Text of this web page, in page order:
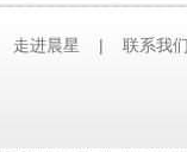
不承受或仅承受
走进晨星 | 联系我